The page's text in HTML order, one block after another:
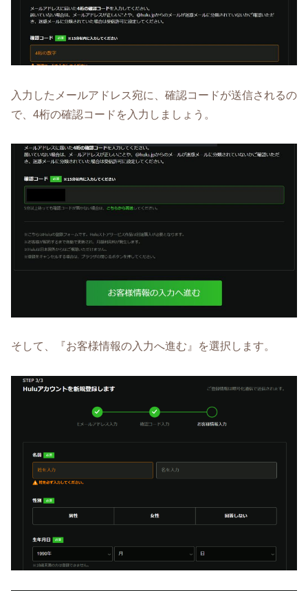
入力したメールアドレス宛に、確認コードが送信されるの
で、4桁の確認コードを入力しましょう。
そして、『お客様情報の入力へ進む』を選択します。